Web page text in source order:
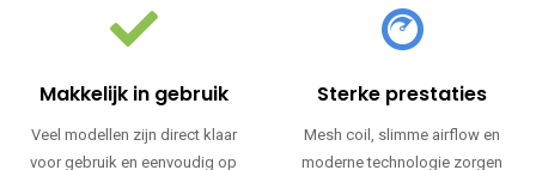
Makkelijk in gebruik
Veel modellen zijn direct klaar
voor gebruik en eenvoudig op
Sterke prestaties
Mesh coil, slimme airflow en
moderne technologie zorgen